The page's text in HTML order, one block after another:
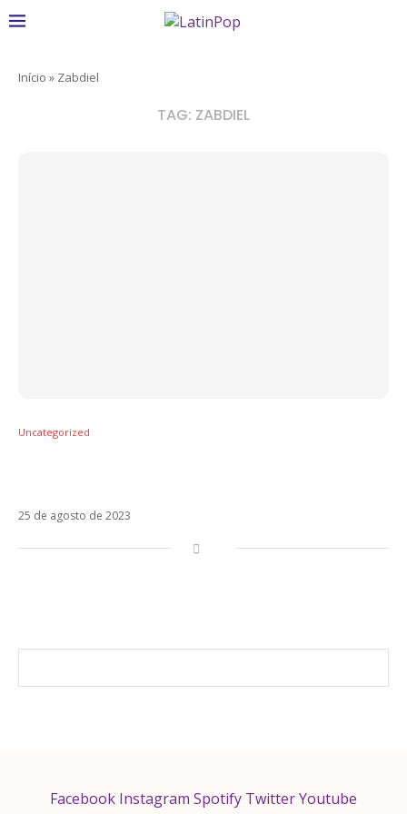
Início » Zabdiel
TAG: ZABDIEL
Uncategorized
25 de agosto de 2023
Facebook Instagram Spotify TwitterYoutube